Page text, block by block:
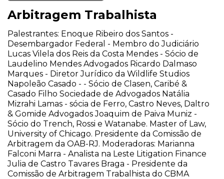
Arbitragem Trabalhista
Palestrantes: Enoque Ribeiro dos Santos -
Desembargador Federal - Membro do Judiciário
Lucas Vilela dos Reis da Costa Mendes - Sócio de
Laudelino Mendes Advogados Ricardo Dalmaso
Marques - Diretor Jurídico da Wildlife Studios
Napoleão Casado - - Sócio de Clasen, Caribé &
Casado Filho Sociedade de Advogados Natália
Mizrahi Lamas - sócia de Ferro, Castro Neves, Daltro
& Gomide Advogados Joaquim de Paiva Muniz -
Sócio do Trench, Rossi e Watanabe. Master of Law,
University of Chicago. Presidente da Comissão de
Arbitragem da OAB-RJ. Moderadoras: Marianna
Falconi Marra - Analista na Leste Litigation Finance
Julia de Castro Tavares Braga - Presidente da
Comissão de Arbitragem Trabalhista do CBMA